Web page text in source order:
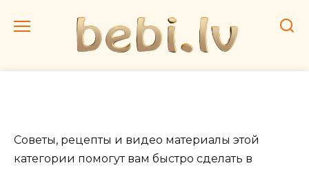
Советы, рецепты и видео материалы этой
категории помогут вам быстро сделать в